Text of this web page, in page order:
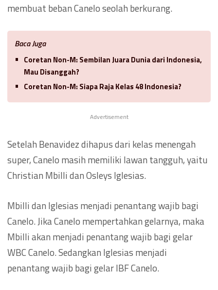
membuat beban Canelo seolah berkurang.
Baca Juga
Coretan Non-M: Sembilan Juara Dunia dari Indonesia,
Mau Disanggah?
Coretan Non-M: Siapa Raja Kelas 48 Indonesia?
Advertisement
Setelah Benavidez dihapus dari kelas menengah
super, Canelo masih memiliki lawan tangguh, yaitu
Christian Mbilli dan Osleys Iglesias.
Mbilli dan Iglesias menjadi penantang wajib bagi
Canelo. Jika Canelo mempertahkan gelarnya, maka
Mbilli akan menjadi penantang wajib bagi gelar
WBC Canelo. Sedangkan Iglesias menjadi
penantang wajib bagi gelar IBF Canelo.